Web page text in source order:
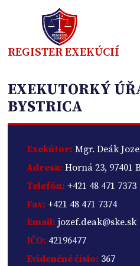
REGISTER EXEKÚCIÍ
EXEKUTORKÝ
BYSTRICA
Exekútor: Mgr. Deák
Adresa: Horná 23, 97401
Telefón: +421 48 471 7373
Fax: +421 48 471 7374
Email: jozef.deak@ske.sk
IČO: 42196477
Evidenčné číslo: 367